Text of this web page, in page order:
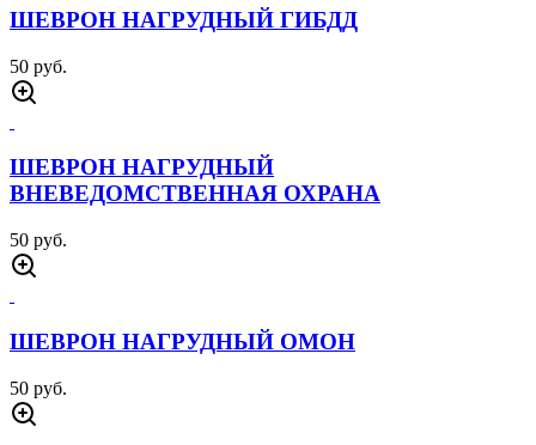
ШЕВРОН НАГРУДНЫЙ ГИБДД
50 руб.
ШЕВРОН НАГРУДНЫЙ
ВНЕВЕДОМСТВЕННАЯ ОХРАНА
50 руб.
ШЕВРОН НАГРУДНЫЙ ОМОН
50 руб.